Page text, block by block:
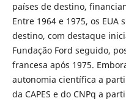
países de destino,
Entre 1964 e 1975, os
destino, com destaque
Fundação Ford seguido,
francesa após 1975.
autonomia científica a
da CAPES e do CNPq a